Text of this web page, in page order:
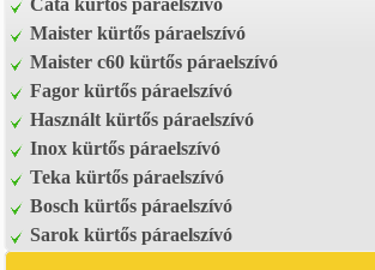
Cata kürtős páraelszívó
Maister kürtős páraelszívó
Maister c60 kürtős páraelszívó
Fagor kürtős páraelszívó
Használt kürtős páraelszívó
Inox kürtős páraelszívó
Teka kürtős páraelszívó
Bosch kürtős páraelszívó
Sarok kürtős páraelszívó